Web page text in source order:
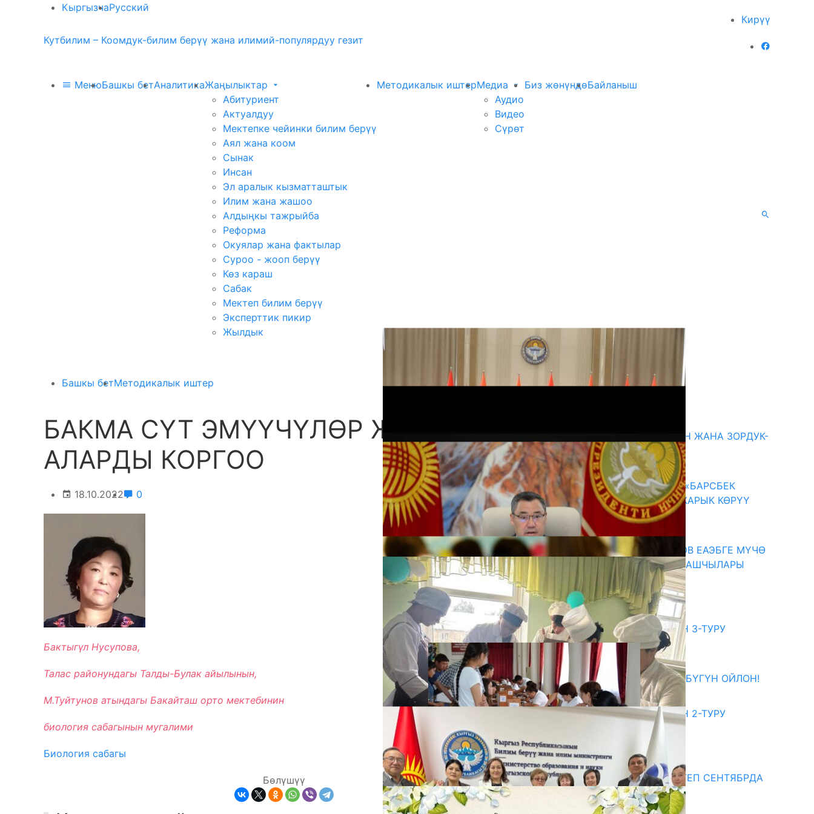
КыргызчаРусский
Кирүү
Кутбилим – Коомдук-билим берүү жана илимий-популярдуу гезит
МенюБашкы бетАналитикаЖаңылыктар
Абитуриент
Актуалдуу
Мектепке чейинки билим берүү
Аял жана коом
Сынак
Инсан
Эл аралык кызматташтык
Илим жана жашоо
Алдыңкы тажрыйба
Реформа
Окуялар жана фактылар
Суроо - жооп берүү
Көз караш
Сабак
Мектеп билим берүү
Эксперттик пикир
Жылдык
Методикалык иштерМедиа
Аудио
Видео
Сүрөт
Биз жөнүндөБайланыш
Башкы бетМетодикалык иштер
БАКМА СҮТ ЭМҮҮЧҮЛӨР ЖАНА
АЛАРДЫ КОРГОО
18.10.2022 0
Бактыгүл Нусупова,
Талас районундагы Талды-Булак айылынын,
М.Туйтунов атындагы Бакайташ орто мектебинин
биология сабагынын мугалими
Биология сабагы
Бөлүшүү
ГЕНДЕРДИК БАСМЫРЛООДОН ЖАНА ЗОРДУК-
ЗОМБУЛУКТАН КОРГОО
07.08.2026
КЫРГЫЗ ТАРЫХЫ ТАСМАДА: «БАРСБЕК
КАГАН» КӨРКӨМ ТАСМАСЫ ЖАРЫК КӨРҮҮ
АЛДЫНДА
07.08.2026
ПРЕЗИДЕНТ САДЫР ЖАПАРОВ ЕАЭБГЕ МҮЧӨ
МАМЛЕКЕТТЕРДИН ӨКМӨТ БАШЧЫЛАРЫ
МЕНЕН ЖОЛУГУШТУ
07.08.2026
Абитуриент
ЖОЖДОРГО КАБЫЛ АЛУУНУН 3-ТУРУ
БАШТАЛДЫ
27.07.2026
ӨЗҮҢДҮН КЕЛЕЧЕГИҢ ҮЧҮН БҮГҮН ОЙЛОН!
20.07.2026
ЖОЖДОРГО КАБЫЛ АЛУУНУН 2-ТУРУ
20.07.2026
Медиа
СУЗАКТА 750 ОРУНДУУ МЕКТЕП СЕНТЯБРДА
ПАЙДАЛАНУУГА БЕРИЛЕТ
07.08.2025